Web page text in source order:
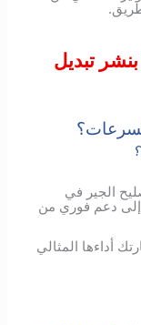
تبديل
الجير في
إلى دعم فوري من
أداءها
المثالي